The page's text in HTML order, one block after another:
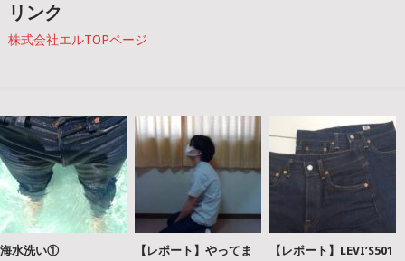
リンク
株式会社エルTOPページ
海水洗い① 【レポート】やってま 【レポート】LEVI’S501